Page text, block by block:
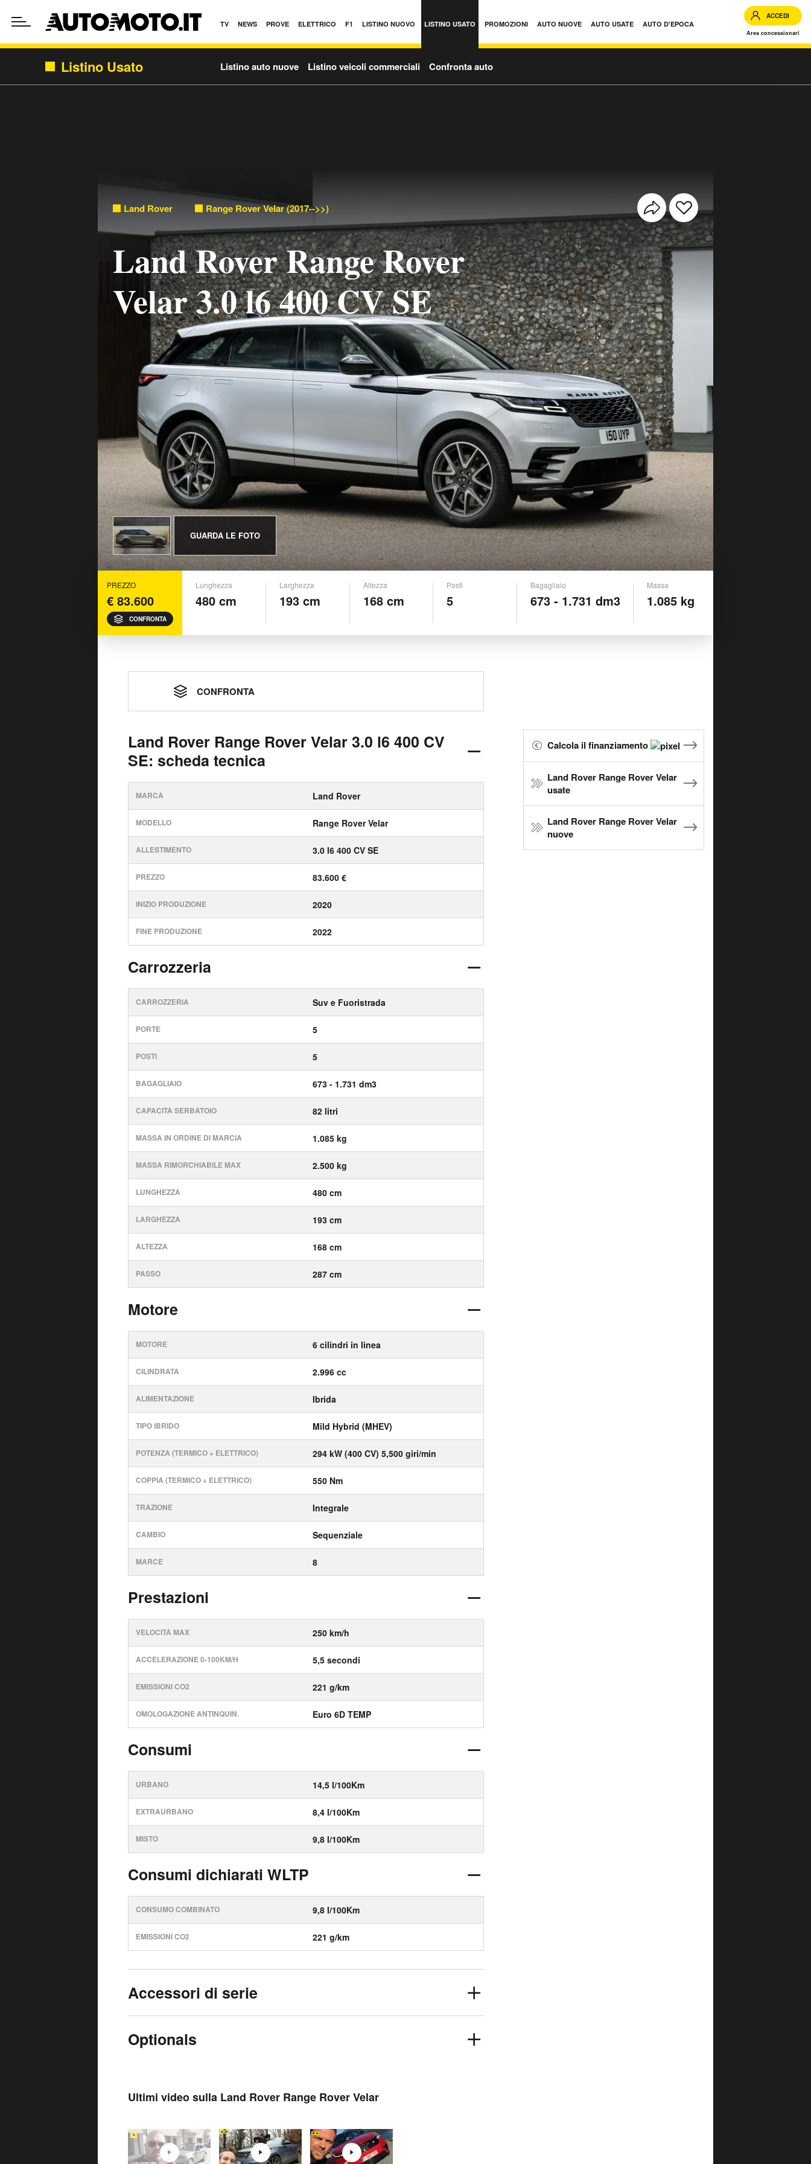
TV NEWS PROVE ELETTRICO F1 LISTINO NUOVO LISTINO USATO PROMOZIONI AUTO NUOVE AUTO USATE AUTO D'EPOCA
ACCEDI
Area concessionari
Listino Usato Listino auto nuove Listino veicoli commerciali Confronta auto
Land Rover Range Rover Velar (2017-->>)
Land Rover Range Rover
Velar 3.0 l6 400 CV SE
GUARDA LE FOTO
PREZZO
€ 83.600
CONFRONTA
Lunghezza
480 cm
Larghezza
193 cm
Altezza
168 cm
Posti
5
Bagagliaio
673 - 1.731 dm3
Massa
1.085 kg
CONFRONTA
Land Rover Range Rover Velar 3.0 l6 400 CV
SE: scheda tecnica
MARCA Land Rover
MODELLO Range Rover Velar
ALLESTIMENTO 3.0 l6 400 CV SE
PREZZO 83.600 €
INIZIO PRODUZIONE 2020
FINE PRODUZIONE 2022
Carrozzeria
CARROZZERIA Suv e Fuoristrada
PORTE 5
POSTI 5
BAGAGLIAIO 673 - 1.731 dm3
CAPACITÀ SERBATOIO 82 litri
MASSA IN ORDINE DI MARCIA 1.085 kg
MASSA RIMORCHIABILE MAX 2.500 kg
LUNGHEZZA 480 cm
LARGHEZZA 193 cm
ALTEZZA 168 cm
PASSO 287 cm
Motore
MOTORE 6 cilindri in linea
CILINDRATA 2.996 cc
ALIMENTAZIONE Ibrida
TIPO IBRIDO Mild Hybrid (MHEV)
POTENZA (TERMICO + ELETTRICO) 294 kW (400 CV) 5,500 giri/min
COPPIA (TERMICO + ELETTRICO) 550 Nm
TRAZIONE Integrale
CAMBIO Sequenziale
MARCE 8
Prestazioni
VELOCITÀ MAX 250 km/h
ACCELERAZIONE 0-100KM/H 5,5 secondi
EMISSIONI CO2 221 g/km
OMOLOGAZIONE ANTINQUIN. Euro 6D TEMP
Consumi
URBANO 14,5 l/100Km
EXTRAURBANO 8,4 l/100Km
MISTO 9,8 l/100Km
Consumi dichiarati WLTP
CONSUMO COMBINATO 9,8 l/100Km
EMISSIONI CO2 221 g/km
Accessori di serie
Optionals
Ultimi video sulla Land Rover Range Rover Velar
Calcola il finanziamento
Land Rover Range Rover Velar
usate
Land Rover Range Rover Velar
nuove